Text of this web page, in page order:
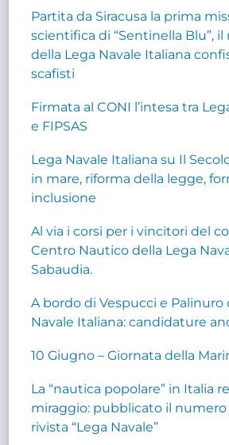
Partita da Siracusa la prima
scientifica di “Sentinella Blu”,
della Lega Navale Italiana
scafisti
Firmata al CONI l’intesa tra
e FIPSAS
Lega Navale Italiana su Il
in mare, riforma della legge,
inclusione
Al via i corsi per i vincitori del
Centro Nautico della Lega
Sabaudia.
A bordo di Vespucci e Palinuro
Navale Italiana: candidature
10 Giugno – Giornata della
La “nautica popolare” in Italia
miraggio: pubblicato il numero
rivista “Lega Navale”